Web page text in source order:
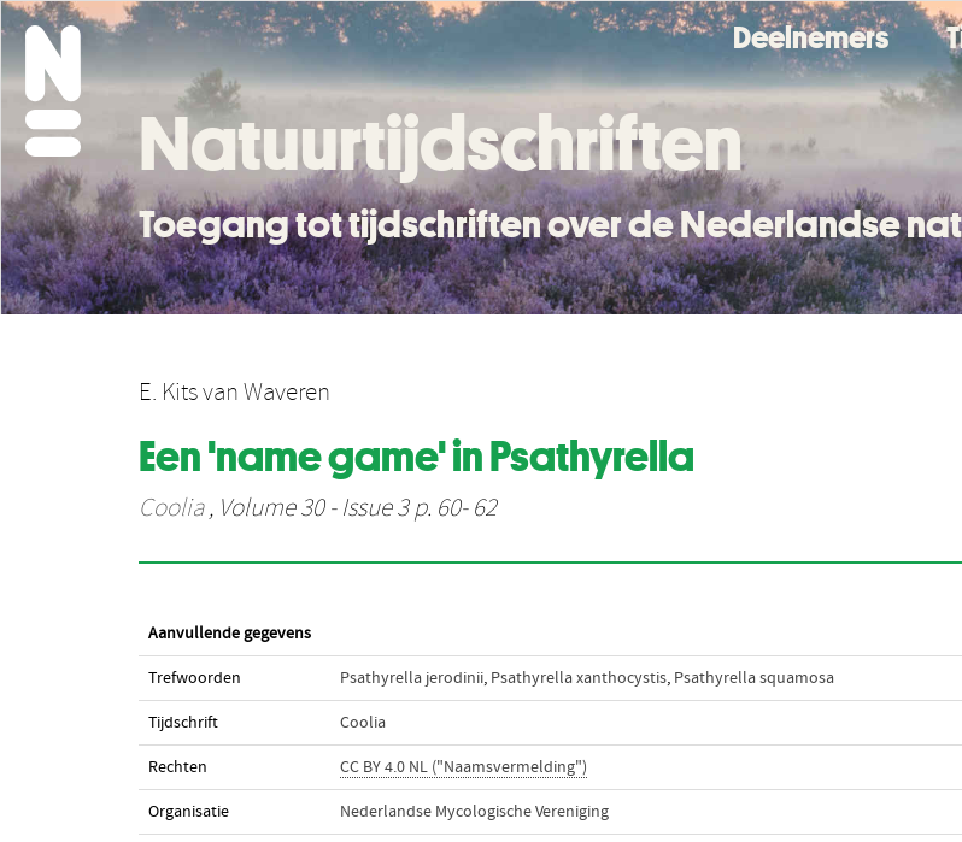
Deelnemers
Natuurtijdschriften
Toegang tot tijdschriften over de Nederlandse
E. Kits van Waveren
Een 'name game' in Psathyrella
Coolia, Volume 30 - Issue 3 p. 60- 62
Aanvullende gegevens
Trefwoorden Psathyrella jerodinii, Psathyrella xanthocystis, Psathyrella squamosa
Tijdschrift Coolia
Rechten CC BY 4.0 NL ("Naamsvermelding")
Organisatie Nederlandse Mycologische Vereniging